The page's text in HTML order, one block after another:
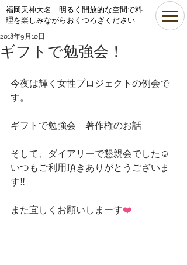
​福岡天神大名 明るく開放的な空間で料
理を楽しみながらおくつろぎください
ギフトで勉強会！
2018年9月10日
今夜は輝く女性プロジェクトの例会で
す。
ギフトで勉強会　著作権のお話
そして、ダイアリーで懇親会でした☺️
いつもご利用頂きありがとうございま
す‼️
また宜しくお願いしまーす❤️